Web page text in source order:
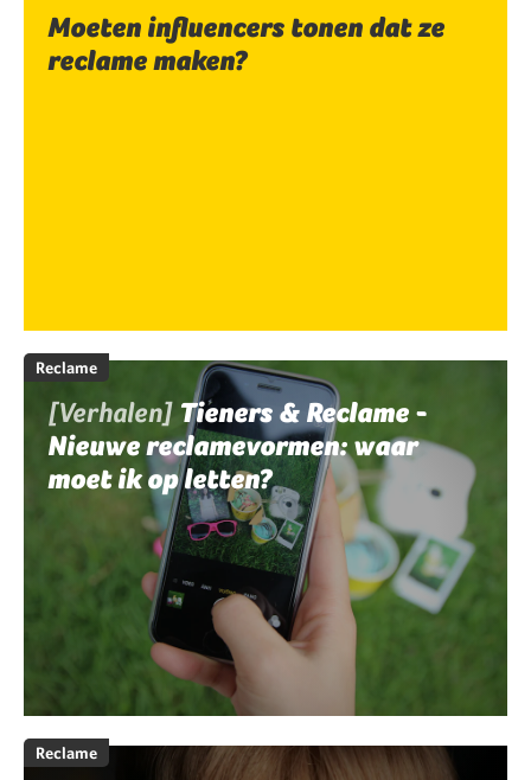
Moeten influencers tonen dat ze
reclame maken?
Reclame
[Verhalen] Tieners & Reclame -
Nieuwe reclamevormen: waar
moet ik op letten?
Reclame